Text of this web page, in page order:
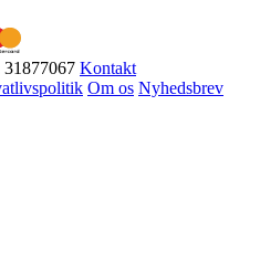
Kontakt
Om os Nyhedsbrev